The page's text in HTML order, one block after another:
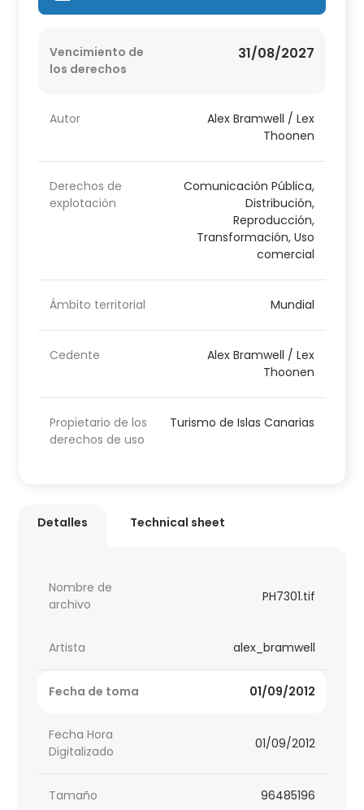
Vencimiento de
los derechos
31/08/2027
Autor
Alex Bramwell / Lex
Thoonen
Derechos de
explotación
Comunicación Pública,
Distribución,
Reproducción,
Transformación, Uso
comercial
Ámbito territorial Mundial
Cedente
Alex Bramwell / Lex
Thoonen
Propietario de los
derechos de uso
Turismo de Islas Canarias
Detalles Technical sheet
Nombre de
archivo
PH7301.tif
Artista alex_bramwell
Fecha de toma 01/09/2012
Fecha Hora
Digitalizado
01/09/2012
Tamaño 96485196